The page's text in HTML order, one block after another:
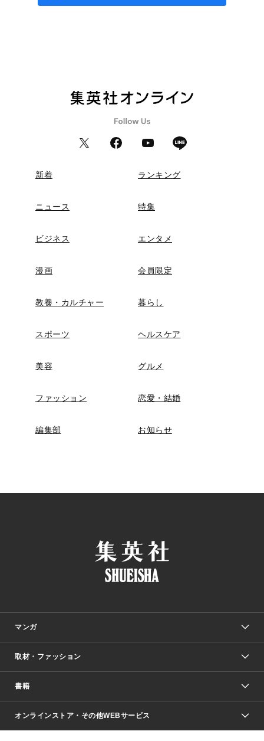
新着 ランキング
ニュース 特集
ビジネス エンタメ
漫画 会員限定
教養・カルチャー 暮らし
スポーツ ヘルスケア
美容 グルメ
ファッション 恋愛・結婚
編集部 お知らせ
マンガ
少年マンガ
Vジャンプ
週刊ヤングジャンプ
少女マンガ
取材・ファッション
Seventeen
芸能・情報・スポーツ
書籍
文芸・文庫・総合
オンラインストア・その他WEBサービス